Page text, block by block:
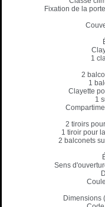
Fixation de la
1
2
1
Clayette
1
2 tiroirs
1 tiroir pour
2 balconets
Sens
Dimensions